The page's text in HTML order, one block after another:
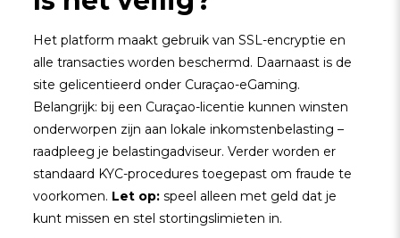
Het platform maakt gebruik van SSL-encryptie en
alle transacties worden beschermd. Daarnaast is de
site gelicentieerd onder Curaçao-eGaming.
Belangrijk: bij een Curaçao-licentie kunnen winsten
onderworpen zijn aan lokale inkomstenbelasting –
raadpleeg je belastingadviseur. Verder worden er
standaard KYC-procedures toegepast om fraude te
voorkomen. Let op:speel alleen met geld dat je
kunt missen en stel stortingslimieten in.